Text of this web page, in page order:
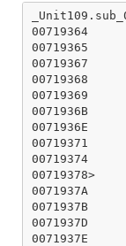
00719364
00719365
00719367
00719368
00719369
0071936B
0071936E
00719371
00719374
00719378>
0071937A
0071937B
0071937D
0071937E